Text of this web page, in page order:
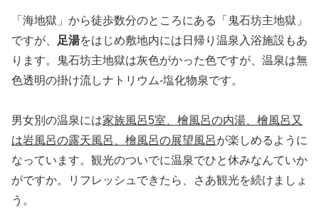
「海地獄」から徒歩数分のところにある「鬼石坊主地獄」
ですが、
足湯をはじめ敷地内には日帰り温泉入浴施設もあ
ります。鬼石坊主地獄は灰色がかった色ですが、温泉は無
色透明の掛け流しナトリウム-塩化物泉です。
男女別の温泉には家族風呂5室、檜風呂の内湯、檜風呂又
は岩風呂の露天風呂、檜風呂の展望風呂が楽しめるように
なっています。観光のついでに温泉でひと休みなんていか
がですか。リフレッシュできたら、さあ観光を続けましょ
う。